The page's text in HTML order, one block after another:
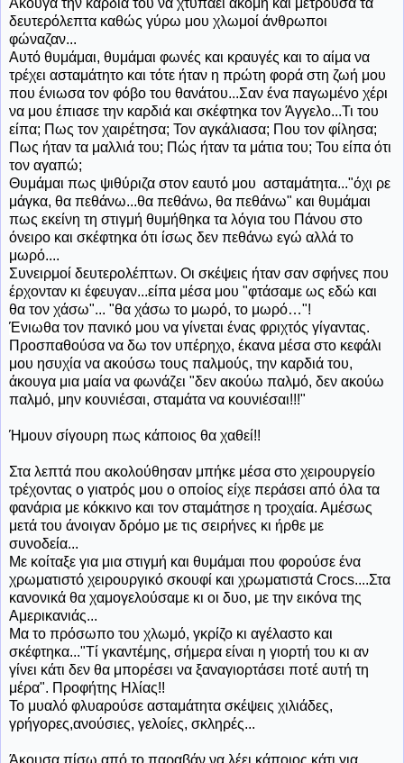
Άκουγα την καρδιά του να χτυπάει ακόμη και μετρούσα τα
δευτερόλεπτα καθώς γύρω μου χλωμοί άνθρωποι
φώναζαν...
Αυτό θυμάμαι, θυμάμαι φωνές και κραυγές και το αίμα να
τρέχει ασταμάτητο και τότε ήταν η πρώτη φορά στη ζωή μου
που ένιωσα τον φόβο του θανάτου...Σαν ένα παγωμένο χέρι
να μου έπιασε την καρδιά και σκέφτηκα τον Άγγελο...Τι του
είπα; Πως τον χαιρέτησα; Τον αγκάλιασα; Που τον φίλησα;
Πως ήταν τα μαλλιά του; Πώς ήταν τα μάτια του; Του είπα ότι
τον αγαπώ;
Θυμάμαι πως ψιθύριζα στον εαυτό μου ασταμάτητα..."όχι ρε
μάγκα, θα πεθάνω...θα πεθάνω, θα πεθάνω" και θυμάμαι
πως εκείνη τη στιγμή θυμήθηκα τα λόγια του Πάνου στο
όνειρο και σκέφτηκα ότι ίσως δεν πεθάνω εγώ αλλά το
μωρό....
Συνειρμοί δευτερολέπτων. Οι σκέψεις ήταν σαν σφήνες που
έρχονταν κι έφευγαν...είπα μέσα μου "φτάσαμε ως εδώ και
θα τον χάσω"... "θα χάσω το μωρό, το μωρό…"!
Ένιωθα τον πανικό μου να γίνεται ένας φριχτός γίγαντας.
Προσπαθούσα να δω τον υπέρηχο, έκανα μέσα στο κεφάλι
μου ησυχία να ακούσω τους παλμούς, την καρδιά του,
άκουγα μια μαία να φωνάζει "δεν ακούω παλμό, δεν ακούω
παλμό, μην κουνιέσαι, σταμάτα να κουνιέσαι!!!"
Ήμουν σίγουρη πως κάποιος θα χαθεί!!
Στα λεπτά που ακολούθησαν μπήκε μέσα στο χειρουργείο
τρέχοντας ο γιατρός μου ο οποίος είχε περάσει από όλα τα
φανάρια με κόκκινο και τον σταμάτησε η τροχαία. Αμέσως
μετά του άνοιγαν δρόμο με τις σειρήνες κι ήρθε με
συνοδεία...
Με κοίταξε για μια στιγμή και θυμάμαι που φορούσε ένα
χρωματιστό χειρουργικό σκουφί και χρωματιστά Crocs....Στα
κανονικά θα χαμογελούσαμε κι οι δυο, με την εικόνα της
Αμερικανιάς...
Μα το πρόσωπο του χλωμό, γκρίζο κι αγέλαστο και
σκέφτηκα..."Τί γκαντέμης, σήμερα είναι η γιορτή του κι αν
γίνει κάτι δεν θα μπορέσει να ξαναγιορτάσει ποτέ αυτή τη
μέρα". Προφήτης Ηλίας!!
Το μυαλό φλυαρούσε ασταμάτητα σκέψεις χιλιάδες,
γρήγορες,ανούσιες, γελοίες, σκληρές...
Άκουσα πίσω από το παραβάν να λέει κάποιος κάτι για